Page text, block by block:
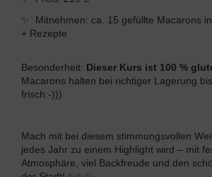
✨ Mitnehmen: ca. 15 gefüllte Macarons
+ Rezepte
Besonderheit: Dieser Kurs ist 100 %
Macarons halten bei richtiger Lagerung
frisch:-)))
Mach mit bei diesem stimmungsvollen
jedes Jahr zu einem Highlight wird – mit
Atmosphäre, viel Backfreude und den